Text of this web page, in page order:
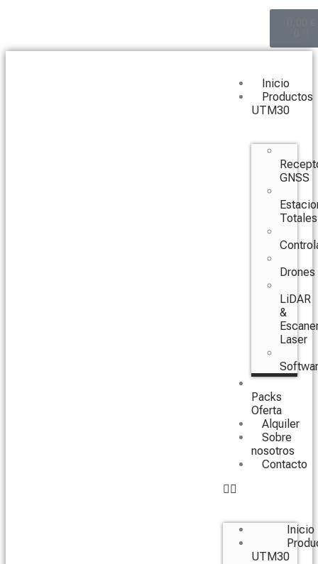
Inicio
Productos
UTM30
GNSS
Totales
Drones
LiDAR
&
Laser
Packs
Oferta
Alquiler
Sobre
nosotros
Contacto
Inicio
UTM30